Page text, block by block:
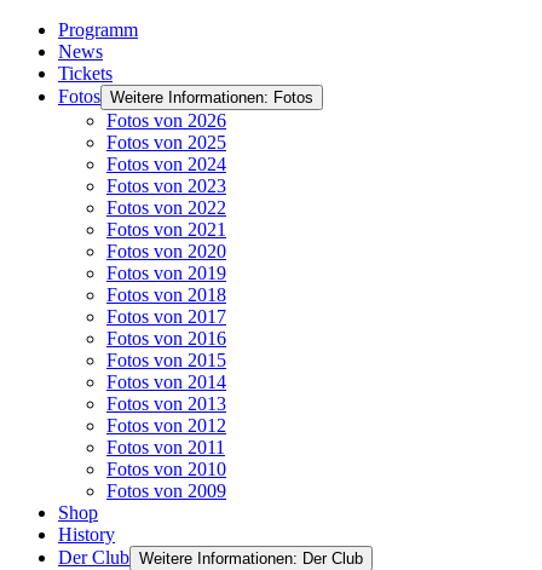
Programm
News
Tickets
Fotos Weitere Informationen: Fotos
Fotos von 2026
Fotos von 2025
Fotos von 2024
Fotos von 2023
Fotos von 2022
Fotos von 2021
Fotos von 2020
Fotos von 2019
Fotos von 2018
Fotos von 2017
Fotos von 2016
Fotos von 2015
Fotos von 2014
Fotos von 2013
Fotos von 2012
Fotos von 2011
Fotos von 2010
Fotos von 2009
Shop
History
Der Club Weitere Informationen: Der Club